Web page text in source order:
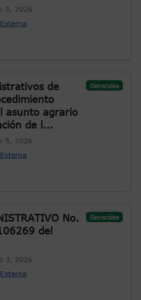
5, 2026
Externa
de
asunto agrario
de l...
Generales
5, 2026
Externa
No.
del
Generales
3, 2026
Externa